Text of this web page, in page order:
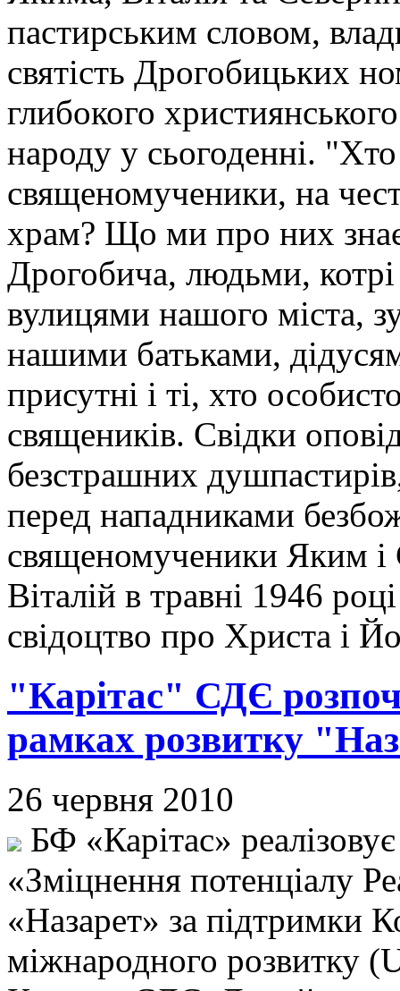
пастирським словом,
святість Дрогобицьких
глибокого
народу у сьогоденні.
священомученики, на
храм? Що ми про них
Дрогобича, людьми,
вулицями нашого міста,
нашими батьками,
присутні і ті, хто
священиків. Свідки
безстрашних
перед нападниками
священомученики Яким і
Віталій в травні 1946
свідоцтво про Христа і
"Карітас" СДЄ
рамках розвитку
26 червня 2010
БФ «Карітас»
«Зміцнення потенціалу
«Назарет» за
міжнародного розвитку